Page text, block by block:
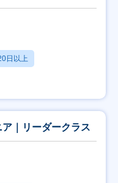
日以上
ア｜リーダークラス